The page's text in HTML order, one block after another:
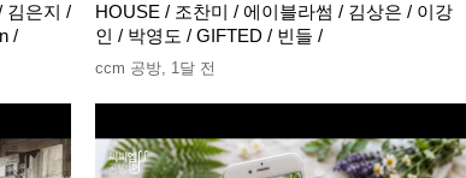
김은지 /
/
HOUSE / 조찬미 / 에이블라썸 / 김상은 / 이강
인 / 박영도 / GIFTED / 빈들 /
ccm 공방, 1달 전